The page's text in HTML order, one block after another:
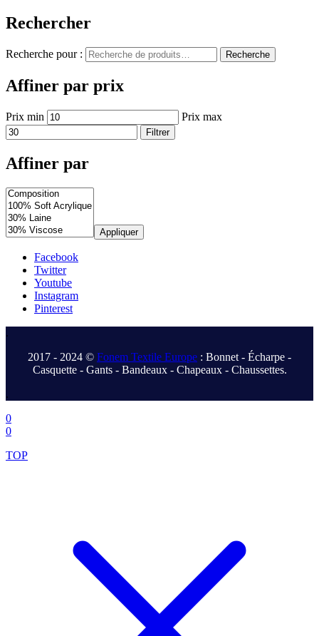
Rechercher
Recherche pour : Recherche
Affiner par prix
Prix min Prix max
Filtrer
Affiner par
Appliquer
Facebook
Twitter
Youtube
Instagram
Pinterest
.
2017 - 2024 © Fonem Textile Europe : Bonnet - Écharpe -
Casquette - Gants - Bandeaux - Chapeaux - Chaussettes.
.
0
0
TOP